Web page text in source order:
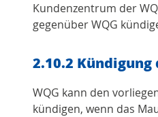
Kundenzentrum der
gegenüber WQG
2.10.2 Kündigung
WQG kann den
kündigen, wenn das